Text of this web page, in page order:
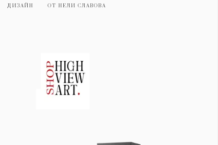
ДИЗАЙН ОТ НЕЛИ СЛАВОВА